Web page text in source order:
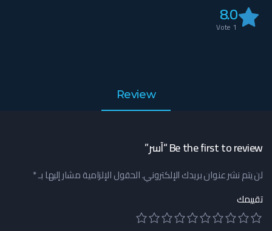
8.0
1
Review
Be the first to review “آسر”
لن يتم نشر عنوان بريدك الإلكتروني.الحقول الإلزامية مشار إليها بـ*
تقييمك